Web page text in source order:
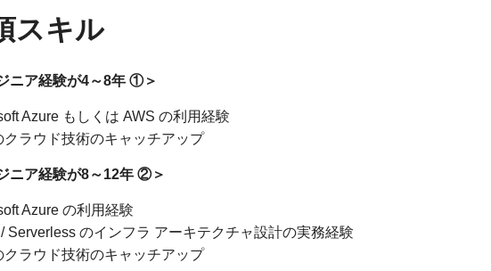
スキル
ニア経験が4～8年 ①＞
Azure もしくは AWS の利用経験
クラウド技術のキャッチアップ
ニア経験が8～12年 ②＞
Azure の利用経験
Serverless のインフラ アーキテクチャ設計の実務経験
クラウド技術のキャッチアップ